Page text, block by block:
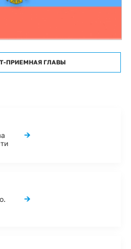
ПРИЕМНАЯ ГЛАВЫ
→
→